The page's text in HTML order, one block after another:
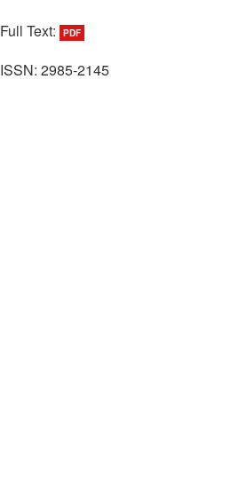
Full Text: PDF
ISSN: 2985-2145